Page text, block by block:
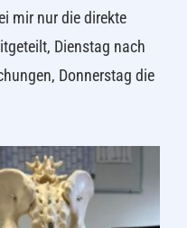
mir nur die direkte
Dienstag nach
Donnerstag die